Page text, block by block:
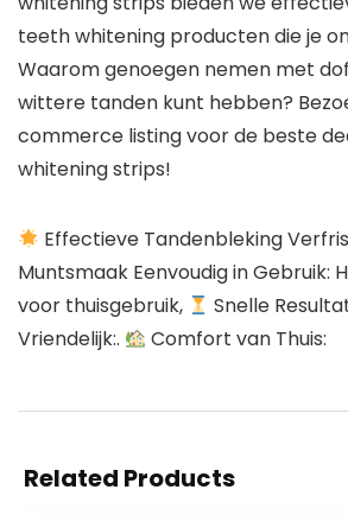
teeth whitening producten die je
Waarom genoegen nemen met
wittere tanden kunt hebben?
commerce listing voor de beste
whitening strips!
Effectieve Tandenbleking
Muntsmaak Eenvoudig in Gebruik:
voor thuisgebruik,
Snelle
Vriendelijk:.
Comfort van Thuis:
Related Products